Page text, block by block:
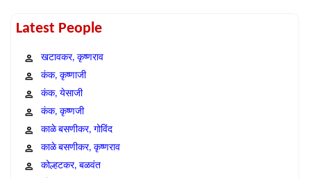
Latest People
खटावकर, कृष्णराव
कंक, कृष्णाजी
कंक, येसाजी
कंक, कृष्णजी
काळे बसणीकर, गोविंद
काळे बसणीकर, कृष्णराव
कोल्हटकर, बळवंत